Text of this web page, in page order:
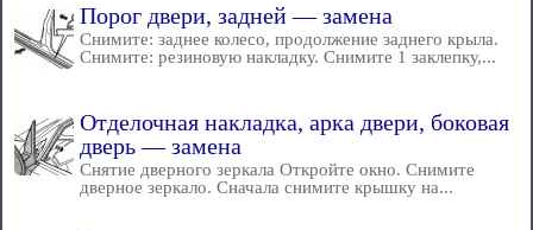
Порог двери, задней — замена
Снимите: заднее колесо, продолжение заднего крыла.
Снимите: резиновую накладку. Снимите 1 заклепку,...
Отделочная накладка, арка двери, боковая
дверь — замена
Снятие дверного зеркала Откройте окно. Снимите
дверное зеркало. Сначала снимите крышку на...